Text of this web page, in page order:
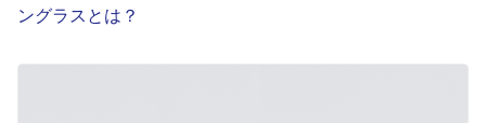
English
ングラスとは？